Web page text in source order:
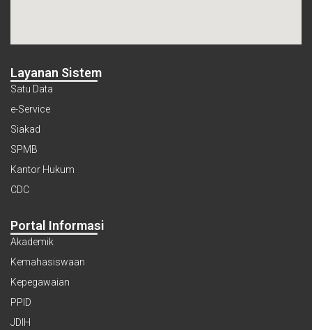
Layanan Sistem
Satu Data
e-Service
Siakad
SPMB
Kantor Hukum
CDC
Portal Informasi
Akademik
Kemahasiswaan
Kepegawaian
PPID
JDIH